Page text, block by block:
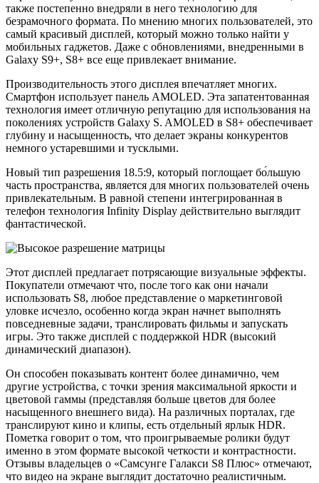
также постепенно внедряли в него технологию для
безрамочного формата. По мнению многих пользователей, это
самый красивый дисплей, который можно только найти у
мобильных гаджетов. Даже с обновлениями, внедренными в
Galaxy S9+, S8+ все еще привлекает внимание.
Производительность этого дисплея впечатляет многих.
Смартфон использует панель AMOLED. Эта запатентованная
технология имеет отличную репутацию для использования на
поколениях устройств Galaxy S. AMOLED в S8+ обеспечивает
глубину и насыщенность, что делает экраны конкурентов
немного устаревшими и тусклыми.
Новый тип разрешения 18.5:9, который поглощает бо́льшую
часть пространства, является для многих пользователей очень
привлекательным. В равной степени интегрированная в
телефон технология Infinity Display действительно выглядит
фантастической.
Этот дисплей предлагает потрясающие визуальные эффекты.
Покупатели отмечают что, после того как они начали
использовать S8, любое представление о маркетинговой
уловке исчезло, ​​особенно когда экран начнет выполнять
повседневные задачи, транслировать фильмы и запускать
игры. Это также дисплей с поддержкой HDR (высокий
динамический диапазон).
Он способен показывать контент более динамично, чем
другие устройства, с точки зрения максимальной яркости и
цветовой гаммы (представляя больше цветов для более
насыщенного внешнего вида). На различных порталах, где
транслируют кино и клипы, есть отдельный ярлык HDR.
Пометка говорит о том, что проигрываемые ролики будут
именно в этом формате высокой четкости и контрастности.
Отзывы владельцев о «Самсунге Галакси S8 Плюс» отмечают,
что видео на экране выглядит достаточно реалистичным.